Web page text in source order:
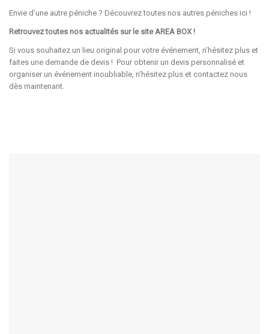
Envie d’une autre péniche ? Découvrez toutes nos autres péniches ici !
Retrouvez toutes nos actualités sur le site AREA BOX !
Si vous souhaitez un lieu original pour votre événement, n’hésitez plus et
faites une demande de devis ! Pour obtenir un devis personnalisé et
organiser un événement inoubliable, n’hésitez plus et contactez nous
dès maintenant.